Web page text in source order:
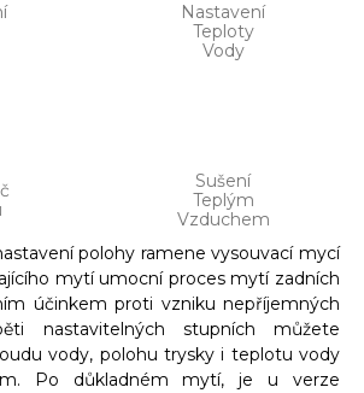
Nastavení
Teploty
Vody
Sušení
Teplým
Vzduchem
polohy ramene vysouvací mycí
mytí umocní proces mytí zadních
účinkem proti vzniku nepříjemných
nastavitelných stupních můžete
vody, polohu trysky i teplotu vody
Po důkladném mytí, je u verze